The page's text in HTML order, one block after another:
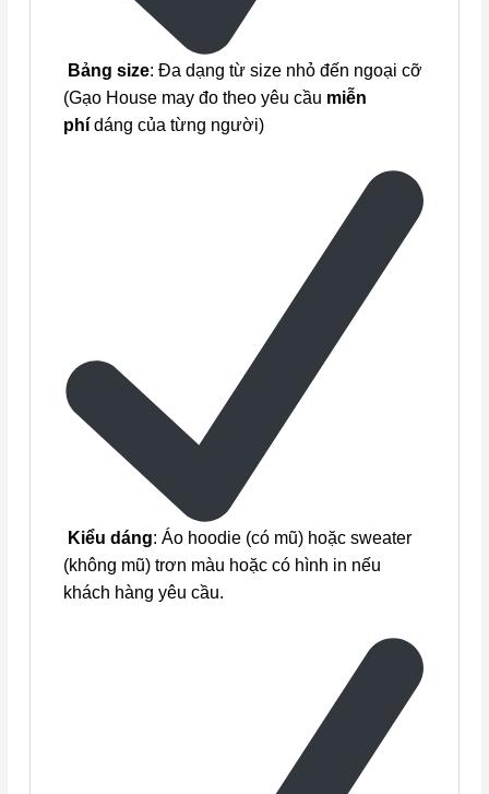
Bảng size: Đa dạng từ size nhỏ đến ngoại cỡ
(Gạo House may đo theo yêu cầu miễn
phídáng của từng người)
Kiểu dáng: Áo hoodie (có mũ) hoặc sweater
(không mũ) trơn màu hoặc có hình in nếu
khách hàng yêu cầu.